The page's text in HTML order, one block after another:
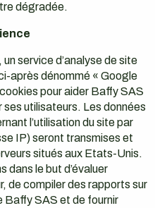
dégradée.
service d’analyse de site
après dénommé « Google
pour aider Baffy SAS
ses utilisateurs. Les données
l’utilisation du site par
IP) seront transmises et
situés aux Etats-Unis.
dans le but d’évaluer
de compiler des rapports sur
Baffy SAS et de fournir